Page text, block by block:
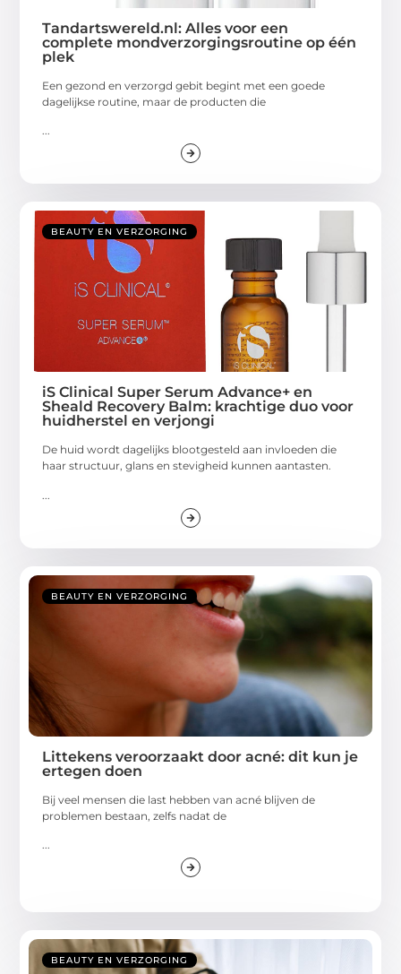
Tandartswereld.nl: Alles voor een
complete mondverzorgingsroutine op één
plek
Een gezond en verzorgd gebit begint met een goede
dagelijkse routine, maar de producten die
...
BEAUTY EN VERZORGING
iS Clinical Super Serum Advance+ en
Sheald Recovery Balm: krachtige duo voor
huidherstel en verjongi
De huid wordt dagelijks blootgesteld aan invloeden die
haar structuur, glans en stevigheid kunnen aantasten.
BEAUTY EN VERZORGING
Littekens veroorzaakt door acné: dit kun je
ertegen doen
Bij veel mensen die last hebben van acné blijven de
problemen bestaan, zelfs nadat de
...
BEAUTY EN VERZORGING